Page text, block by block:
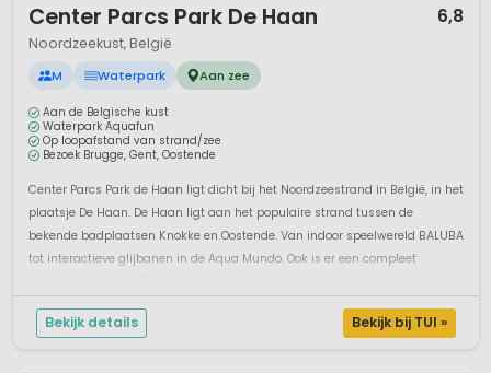
Center Parcs Park De Haan 6,8
Noordzeekust, België
M Waterpark Aan zee
Aan de Belgische kust
Waterpark Aquafun
Op loopafstand van strand/zee
Bezoek Brugge, Gent, Oostende
Center Parcs Park de Haan ligt dicht bij het Noordzeestrand in België, in het
plaatsje De Haan. De Haan ligt aan het populaire strand tussen de
bekende badplaatsen Knokke en Oostende. Van indoor speelwereld BALUBA
tot interactieve glijbanen in de Aqua Mundo. Ook is er een compleet
Bekijk details Bekijk bij TUI »